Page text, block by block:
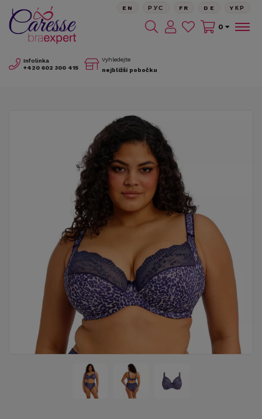
Infolinka
+420 602 300 415
Vyhledejte
nejbližší pobočku
EN РУС FR DE YКР
0